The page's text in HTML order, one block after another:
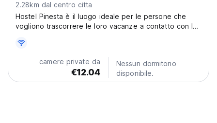
2.28km dal centro citta
Hostel Pinesta è il luogo ideale per le persone che
vogliono trascorrere le loro vacanze a contatto con la
camere private da
€12.04
Nessun dormitorio
disponibile.